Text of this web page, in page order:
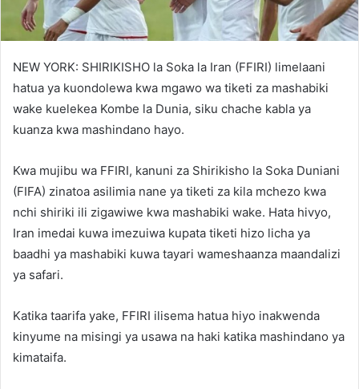
NEW YORK: SHIRIKISHO la Soka la Iran (FFIRI) limelaani
hatua ya kuondolewa kwa mgawo wa tiketi za mashabiki
wake kuelekea Kombe la Dunia, siku chache kabla ya
kuanza kwa mashindano hayo.
Kwa mujibu wa FFIRI, kanuni za Shirikisho la Soka Duniani
(FIFA) zinatoa asilimia nane ya tiketi za kila mchezo kwa
nchi shiriki ili zigawiwe kwa mashabiki wake. Hata hivyo,
Iran imedai kuwa imezuiwa kupata tiketi hizo licha ya
baadhi ya mashabiki kuwa tayari wameshaanza maandalizi
ya safari.
Katika taarifa yake, FFIRI ilisema hatua hiyo inakwenda
kinyume na misingi ya usawa na haki katika mashindano ya
kimataifa.